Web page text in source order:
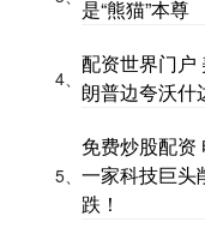
是“熊猫”本尊
4、
配资世界门户
朗普边夸沃什
5、
免费炒股配资
一家科技巨头
跌！